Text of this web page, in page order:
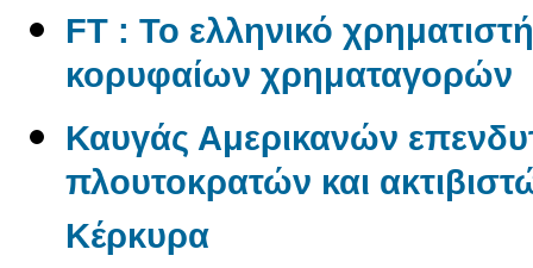
FT : Το ελληνικό
κορυφαίων χρηματαγορών
Καυγάς Αμερικανών
πλουτοκρατών και
Κέρκυρα